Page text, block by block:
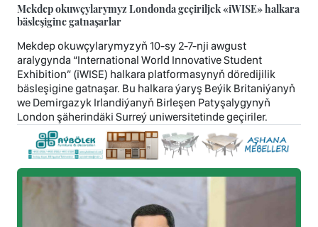
Mekdep okuwçylarymyz Londonda geçiriljek «iWISE» halkara
bäsleşigine gatnaşarlar
Mekdep okuwçylarymyzyň 10-sy 2-7-nji awgust
aralygynda “International World Innovative Student
Exhibition” (iWISE) halkara platformasynyň döredijilik
bäsleşigine gatnaşar. Bu halkara ýaryş Beýik Britaniýanyň
we Demirgazyk Irlandiýanyň Birleşen Patyşalygynyň
London şäherindäki Surreý uniwersitetinde geçiriler.